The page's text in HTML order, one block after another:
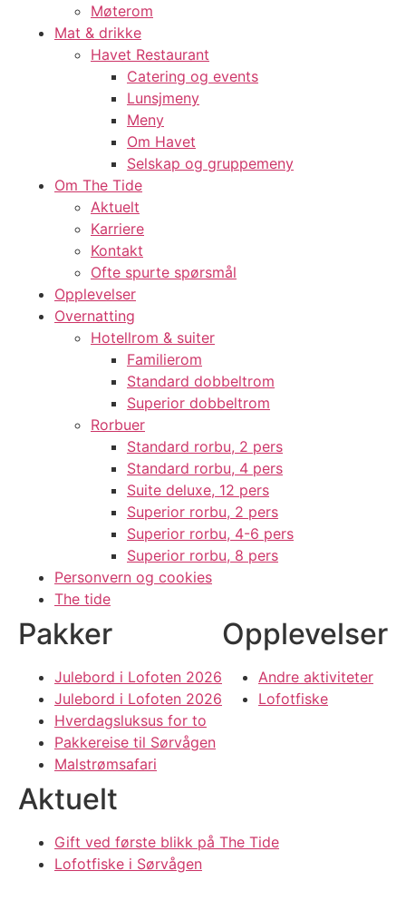
Møterom
Mat & drikke
Havet Restaurant
Catering og events
Lunsjmeny
Meny
Om Havet
Selskap og gruppemeny
Om The Tide
Aktuelt
Karriere
Kontakt
Ofte spurte spørsmål
Opplevelser
Overnatting
Hotellrom & suiter
Familierom
Standard dobbeltrom
Superior dobbeltrom
Rorbuer
Standard rorbu, 2 pers
Standard rorbu, 4 pers
Suite deluxe, 12 pers
Superior rorbu, 2 pers
Superior rorbu, 4-6 pers
Superior rorbu, 8 pers
Personvern og cookies
The tide
Pakker
Julebord i Lofoten 2026
Julebord i Lofoten 2026
Hverdagsluksus for to
Pakkereise til Sørvågen
Malstrømsafari
Opplevelser
Andre aktiviteter
Lofotfiske
Aktuelt
Gift ved første blikk på The Tide
Lofotfiske i Sørvågen